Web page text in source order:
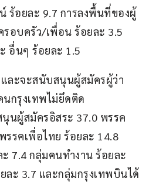
ร้อยละ 9.7 การลงพื้นที่ของผู้
อบครัว/เพื่อน ร้อยละ 3.5
อื่นๆ ร้อยละ 1.5
ละจะสนับสนุนผู้สมัครผู้ว่า
กรุงเทพไม่ยึดติด
นผู้สมัครอิสระ 37.0 พรรค
รคเพื่อไทย ร้อยละ 14.8
7.4 กลุ่มคนทำงาน ร้อยละ
ละ 3.7 และกลุ่มกรุงเทพบินได้